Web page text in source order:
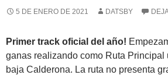
5 DE ENERO DE 2021 DATSBY
Primer track oficial del año!
ganas realizando como Ruta Principal
baja Calderona. La ruta no presenta